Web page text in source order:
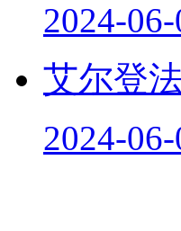
2024-
艾尔登
2024-